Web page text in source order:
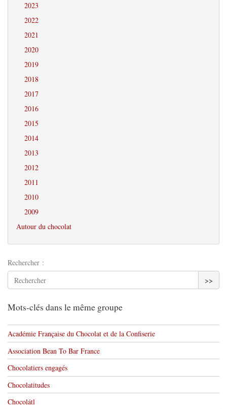
2023
2022
2021
2020
2019
2018
2017
2016
2015
2014
2013
2012
2011
2010
2009
Autour du chocolat
Rechercher :
>>
Mots-clés dans le même groupe
Académie Française du Chocolat et de la Confiserie
Association Bean To Bar France
Chocolatiers engagés
Chocolatitudes
Chocolátl